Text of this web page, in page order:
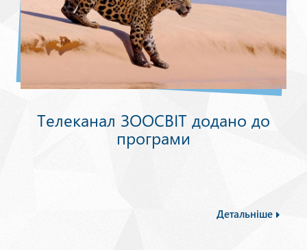
Телеканал ЗООСВІТ додано до
програми
Детальніше